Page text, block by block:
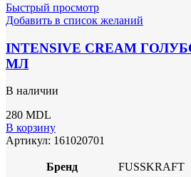
Быстрый просмотр
Добавить в список желаний
INTENSIVE CREAM
МЛ
В наличии
280 MDL
В корзину
Артикул: 161020701
Бренд FUSSKRAFT